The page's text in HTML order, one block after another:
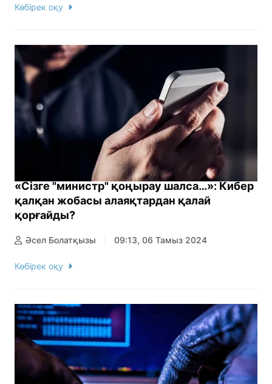
Көбірек оқу
«Сізге "министр" қоңырау шалса…»: Кибер
қалқан жобасы алаяқтардан қалай
қорғайды?
Әсел Болатқызы 09:13, 06 Тамыз 2024
Көбірек оқу